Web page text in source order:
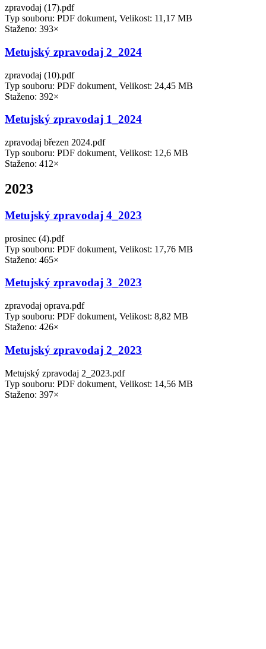
zpravodaj (17).pdf
Typ souboru: PDF dokument, Velikost: 11,17 MB
Staženo: 393×
Metujský zpravodaj 2_2024
zpravodaj (10).pdf
Typ souboru: PDF dokument, Velikost: 24,45 MB
Staženo: 392×
Metujský zpravodaj 1_2024
zpravodaj březen 2024.pdf
Typ souboru: PDF dokument, Velikost: 12,6 MB
Staženo: 412×
2023
Metujský zpravodaj 4_2023
prosinec (4).pdf
Typ souboru: PDF dokument, Velikost: 17,76 MB
Staženo: 465×
Metujský zpravodaj 3_2023
zpravodaj oprava.pdf
Typ souboru: PDF dokument, Velikost: 8,82 MB
Staženo: 426×
Metujský zpravodaj 2_2023
Metujský zpravodaj 2_2023.pdf
Typ souboru: PDF dokument, Velikost: 14,56 MB
Staženo: 397×